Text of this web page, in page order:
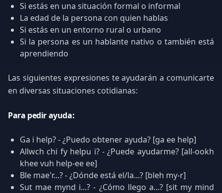
Si estás en una situación formal o informal
La edad de la persona con quien hablas
Si estás en un entorno rural o urbano
Si la persona es un hablante nativo o también está
aprendiendo
Las siguientes expresiones te ayudarán a comunicarte
en diversas situaciones cotidianas:
Para pedir ayuda:
Ga i help? - ¿Puedo obtener ayuda? [ga ee help]
Allwch chi fy helpu i? - ¿Puede ayudarme? [all-ookh
khee vuh help-ee ee]
Ble mae'r...? - ¿Dónde está el/la...? [bleh my-r]
Sut mae mynd i...? - ¿Cómo llego a...? [sit my mind